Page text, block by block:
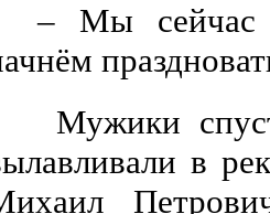
– Мы сейчас
Мужики
в